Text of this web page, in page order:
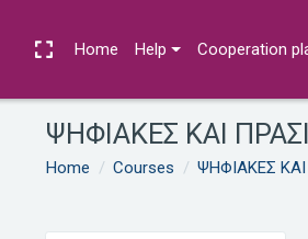
Side panel Home Help Cooperation
ΨΗΦΙΑΚΕΣ ΚΑΙ
Home Courses ΨΗΦΙΑΚΕΣ